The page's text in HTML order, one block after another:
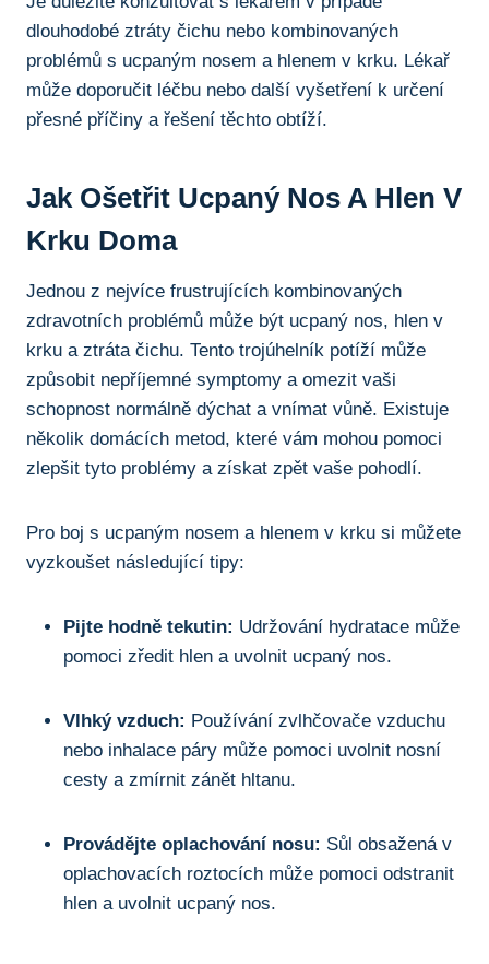
dlouhodobé ztráty čichu​ nebo‍ kombinovaných
problémů⁣ s ucpaným ⁤nosem a hlenem v krku.‌ Lékař‌
může doporučit léčbu nebo⁣ další‌ vyšetření ‌k určení
přesné příčiny ‌a⁣ řešení těchto obtíží.
Jak Ošetřit Ucpaný‍ Nos A‌ Hlen V
Krku Doma
Jednou z nejvíce⁤ frustrujících kombinovaných
zdravotních‌ problémů⁣ může být ‌ucpaný ⁢nos, hlen v
krku a ​ztráta čichu.⁣ Tento trojúhelník potíží ‍může
‍způsobit⁣ nepříjemné symptomy a omezit⁢ vaši
schopnost normálně dýchat a vnímat vůně. Existuje
několik ⁣domácích metod, které vám mohou pomoci
zlepšit tyto​ problémy a získat zpět vaše pohodlí.
Pro boj s ucpaným nosem a hlenem v​ krku si můžete
vyzkoušet následující tipy:
Pijte hodně tekutin: Udržování hydratace ⁤může
pomoci zředit hlen a uvolnit⁢ ucpaný nos.
Vlhký ​vzduch: ‌Používání zvlhčovače vzduchu‌
nebo inhalace páry může pomoci ⁤uvolnit nosní⁢
cesty a zmírnit zánět ⁢hltanu.
Provádějte oplachování nosu: Sůl obsažená​ v⁤
oplachovacích roztocích může⁣ pomoci odstranit
hlen a uvolnit ucpaný nos.